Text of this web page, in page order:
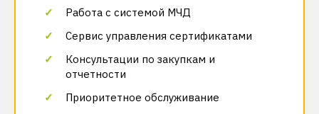
Работа с системой МЧД
Сервис управления сертификатами
Консультации по закупкам и
отчетности
Приоритетное обслуживание